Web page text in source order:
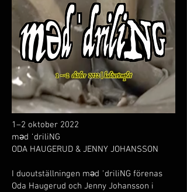
1–2 oktober 2022
məd ˈdriliNG
ODA HAUGERUD & JENNY JOHANSSON
I duoutställningen məd ˈdriliNG förenas
Oda Haugerud och Jenny Johansson i